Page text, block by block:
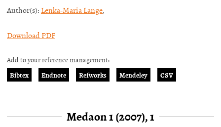
Author(s): Lenka-Maria Lange,
Download PDF
Add to your reference management:
Bibtex
Endnote Refworks Mendeley CSV
Medaon 1 (2007), 1